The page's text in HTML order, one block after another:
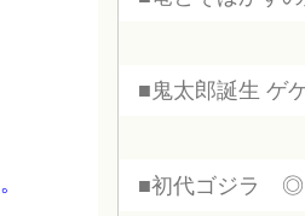
■鬼太郎誕生
■初代ゴジラ ◎